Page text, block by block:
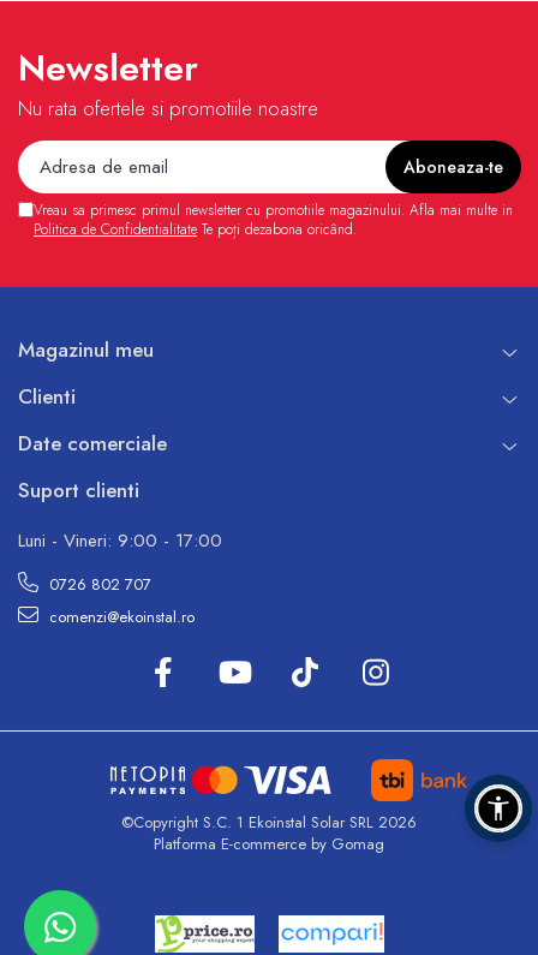
Newsletter
Nu rata ofertele si promotiile noastre
Vreau sa primesc primul newsletter cu promotiile magazinului. Afla mai multe in
Politica de Confidentialitate Te poți dezabona oricând.
Magazinul meu
Clienti
Date comerciale
Suport clienti
Luni - Vineri: 9:00 - 17:00
0726 802 707
comenzi@ekoinstal.ro
©Copyright S.C. 1 Ekoinstal Solar SRL 2026
Platforma E-commerce by Gomag